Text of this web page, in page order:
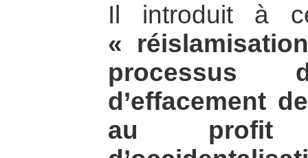
Il introduit à
«
processus
d’effacement
au profit